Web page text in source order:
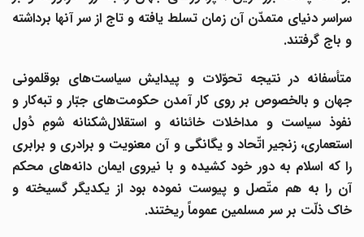
سراسر دنیای متمدّن آن زمان تسلط یافته و تاج از سر آنها برداشته
و باج گرفتند.
متأسفانه در نتیجه تحوّلات و پیدایش سیاستهای بوقلمونی
جهان و بالخصوص بر روی کار آمدن حکومت‌های جبّار و تبه‌کار و
نفوذ سیاست و مداخلات خائنانه و استقلال‌شکنانه شومِ دُول
استعماری، زنجیر اتّحاد و یگانگی و آن معنویت و برادری و برابری
را که اسلام به دور خود کشیده و با نیروی ایمان دانه‌های محکم
آن را به هم متّصل و پیوست نموده بود از یکدیگر گسیخته و
خاک ذلّت بر سر مسلمین عموماً ریختند.